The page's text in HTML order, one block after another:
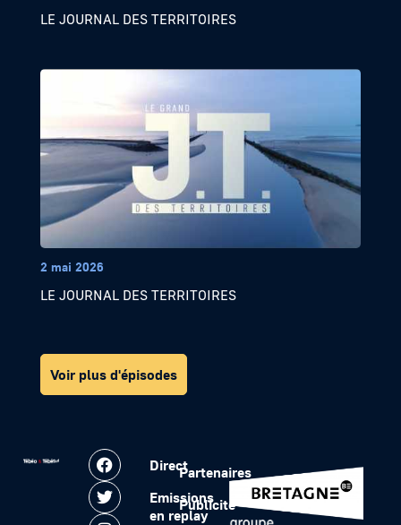
LE JOURNAL DES TERRITOIRES
2 mai 2026
LE JOURNAL DES TERRITOIRES
Voir plus d'épisodes
Direct
Emissions
en replay
Partenaires
Publicité